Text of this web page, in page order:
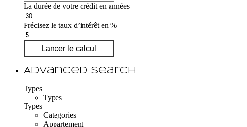
La durée de votre crédit en années
Précisez le taux d’intérêt en %
Lancer le calcul
Advanced Search
Types
Types
Types
Categories
Appartement